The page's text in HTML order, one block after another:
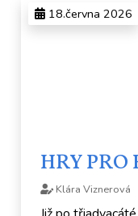
18.června 2026
HRY PRO
Klára Viznerová